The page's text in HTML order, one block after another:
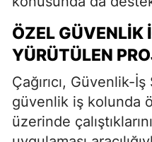
ÖZEL GÜVENLIK
YÜRÜTÜLEN
Çağırıcı, Güvenlik-
güvenlik iş kolunda
üzerinde